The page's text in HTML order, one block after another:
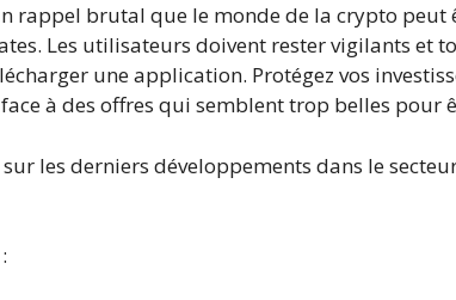
rappel brutal que le monde de la crypto peut
Les utilisateurs doivent rester vigilants et
une application. Protégez vos
à des offres qui semblent trop belles pour
les derniers développements dans le